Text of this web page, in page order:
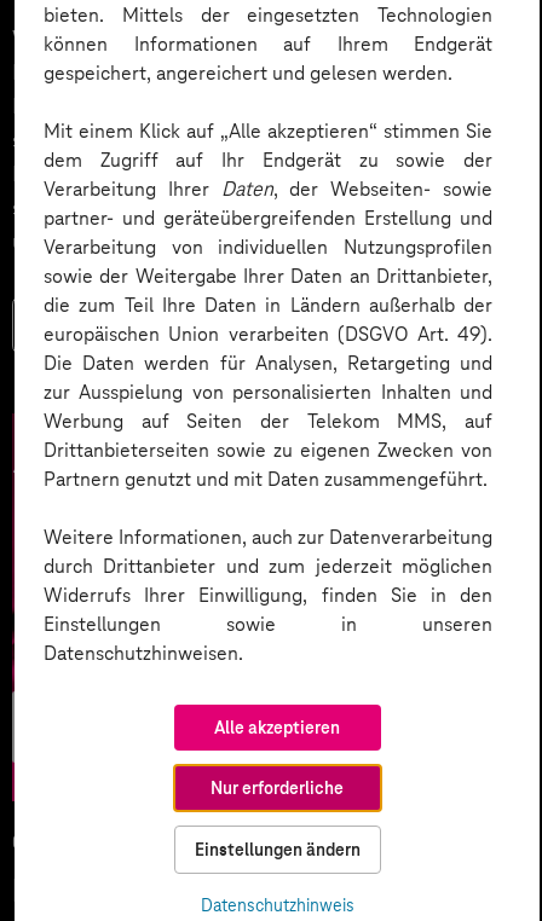
bieten. Mittels der eingesetzten Technologien
können Informationen auf Ihrem Endgerät
gespeichert, angereichert und gelesen werden.
Mit einem Klick auf „Alle akzeptieren“ stimmen Sie
dem Zugriff auf Ihr Endgerät zu sowie der
Verarbeitung Ihrer Daten, der Webseiten- sowie
partner- und geräteübergreifenden Erstellung und
Verarbeitung von individuellen Nutzungsprofilen
sowie der Weitergabe Ihrer Daten an Drittanbieter,
die zum Teil Ihre Daten in Ländern außerhalb der
europäischen Union verarbeiten (DSGVO Art. 49).
Die Daten werden für Analysen, Retargeting und
zur Ausspielung von personalisierten Inhalten und
Werbung auf Seiten der Telekom MMS, auf
Drittanbieterseiten sowie zu eigenen Zwecken von
Partnern genutzt und mit Daten zusammengeführt.
Weitere Informationen, auch zur Datenverarbeitung
durch Drittanbieter und zum jederzeit möglichen
Widerrufs Ihrer Einwilligung, finden Sie in den
Einstellungen sowie in unseren
Datenschutzhinweisen.
Alle akzeptieren
Nur erforderliche
Einstellungen ändern
Datenschutzhinweis
Wie gelingt Conversational AI wirklich – jenseits von
Hype und „Magic Button“? Im Podcast erklärt Dr.
Laura Dreessen, warum erfolgreiche KI‑Dialogsysteme
strategische Beratung, gutes UX‑Design, klare
Prozesse und realistische Erwartungen brauchen. Ein
spannender Blick auf das Zusammenspiel von Mensch
und KI.
Mehr lesen
05.02.2026
KI-Wettlauf 2026: Innovationen,